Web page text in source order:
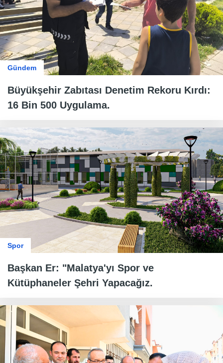
Gündem
Büyükşehir Zabıtası Denetim Rekoru Kırdı:
16 Bin 500 Uygulama.
Spor
Başkan Er: "Malatya'yı Spor ve
Kütüphaneler Şehri Yapacağız.